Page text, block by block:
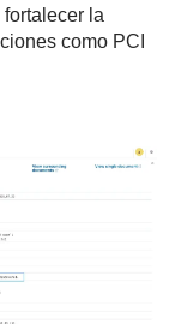
la
como PCI